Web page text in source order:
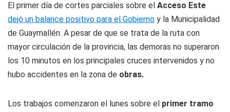
El primer día de cortes parciales sobre el Acceso Este
dejó un balance positivo para el Gobierno y la Municipalidad
de Guaymallén. A pesar de que se trata de la ruta con
mayor circulación de la provincia, las demoras no superaron
los 10 minutos en los principales cruces intervenidos y no
hubo accidentes en la zona de obras.
Los trabajos comenzaron el lunes sobre el primer tramo